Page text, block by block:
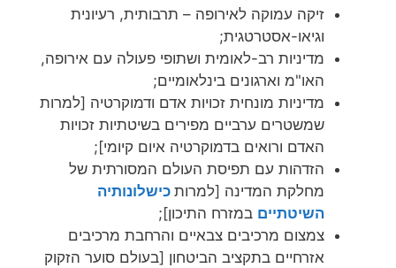
זיקה עמוקה לאירופה – תרבותית, רעיונית
וגיאו-אסטרטגית;
מדיניות רב-לאומית ושתופי פעולה עם אירופה,
האו"מ וארגונים בינלאומיים;
מדיניות מונחית זכויות אדם ודמוקרטיה [למרות
שמשטרים ערביים מפירים בשיטתיות זכויות
האדם ורואים בדמוקרטיה איום קיומי];
הזדהות עם תפיסת העולם המסורתית של
מחלקת המדינה [למרות כישלונותיה
השיטתיים במזרח התיכון];
צמצום מרכיבים צבאיים והרחבת מרכיבים
אזרחיים בתקציב הביטחון [בעולם סוער הזקוק